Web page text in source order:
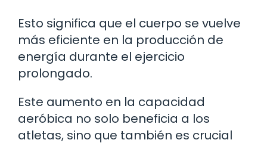
Esto significa que el cuerpo se vuelve
más eficiente en la producción de
energía durante el ejercicio
prolongado.
Este aumento en la capacidad
aeróbica no solo beneficia a los
atletas, sino que también es crucial